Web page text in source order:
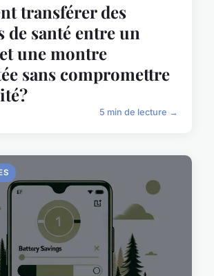
transférer des
de santé entre un
une montre
sans compromettre
5 min de lecture →